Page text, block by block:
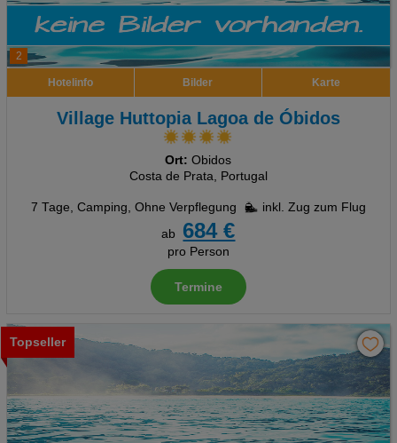
2
Hotelinfo Bilder Karte
Village Huttopia Lagoa de Óbidos
Ort: Obidos
Costa de Prata, Portugal
7 Tage, Camping, Ohne Verpflegung
inkl. Zug zum Flug
ab
684 €
pro Person
Termine
Topseller